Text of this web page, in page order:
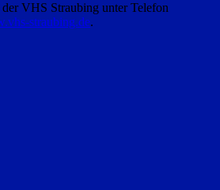
VHS Straubing unter Telefon
straubing.de.